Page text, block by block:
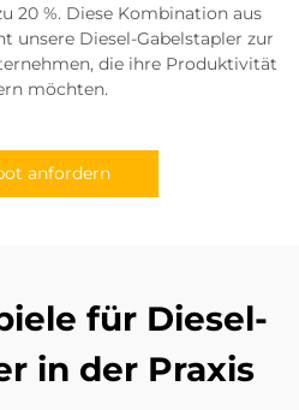
20 %. Diese Kombination aus
unsere Diesel-Gabelstapler zur
die ihre Produktivität
möchten.
anfordern
für Diesel-
in der Praxis